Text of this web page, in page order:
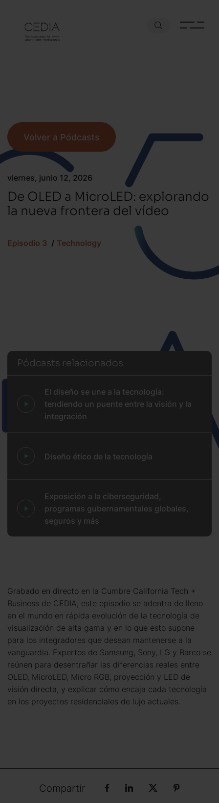
viernes, junio 12, 2026
De OLED a MicroLED: explorando
la nueva frontera del vídeo
Episodio 3 Technology
Volver a Pódcasts
Pódcasts relacionados
El diseño se une a la tecnología:
tendiendo un puente entre la visión y la
integración
Diseño ético de la tecnología
Exposición a la ciberseguridad,
programas gubernamentales globales,
seguros y más
Grabado en directo en la Cumbre California Tech +
Business de CEDIA, este episodio se adentra de lleno
en el mundo en rápida evolución de la tecnología de
visualización de alta gama y en lo que esto supone
para los integradores que desean mantenerse a la
vanguardia. Expertos de Samsung, Sony, LG y Barco se
reúnen para desentrañar las diferencias reales entre
OLED, MicroLED, Micro RGB, proyección y LED de
visión directa, y explicar cómo encaja cada tecnología
en los proyectos residenciales de lujo actuales.
Compartir